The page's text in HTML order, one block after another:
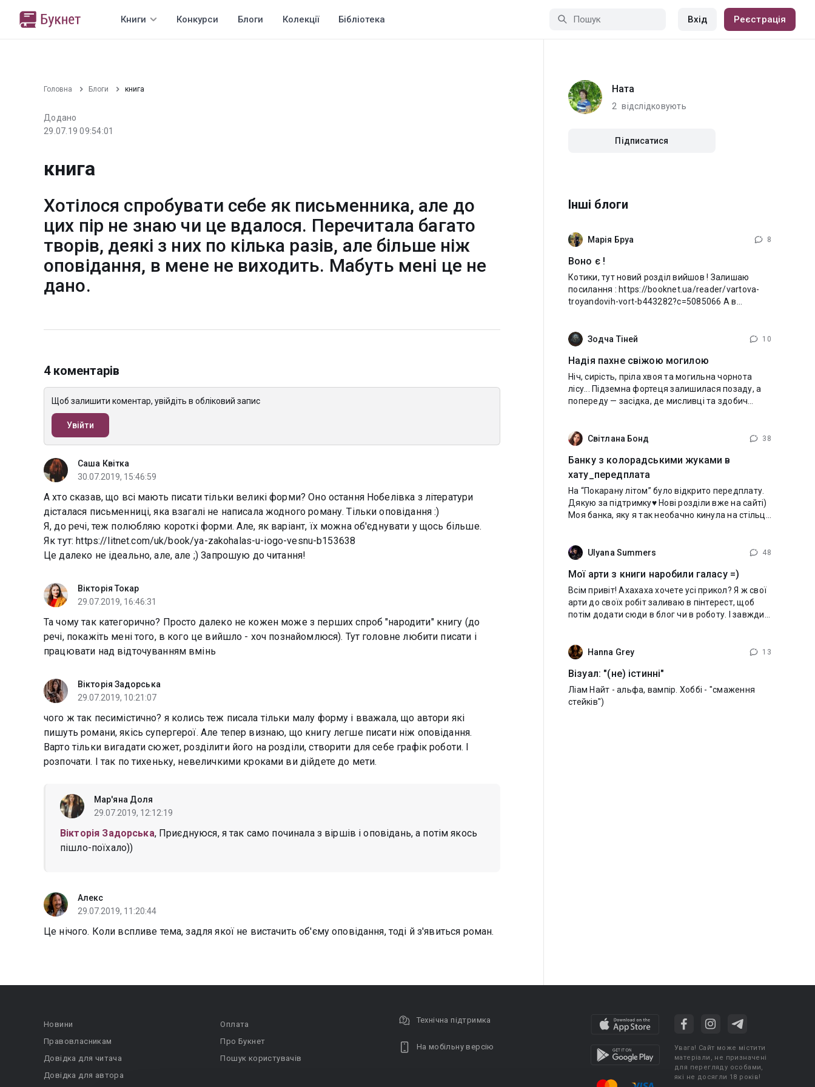
Книги Конкурси Блоги Колекції Бібліотека Вхід Реєстрація
Головна Блоги книга
Додано
29.07.19 09:54:01
книга
Хотілося спробувати себе як письменника, але до
цих пір не знаю чи це вдалося. Перечитала багато
творів, деякі з них по кілька разів, але більше ніж
оповідання, в мене не виходить. Мабуть мені це не
дано.
4 коментарів
Щоб залишити коментар, увійдіть в обліковий запис
Увійти
Саша Квітка
30.07.2019, 15:46:59
А хто сказав, що всі мають писати тільки великі форми? Оно остання Нобелівка з літератури
дісталася письменниці, яка взагалі не написала жодного роману. Тільки оповідання :)
Я, до речі, теж полюбляю короткі форми. Але, як варіант, їх можна об'єднувати у щось більше.
Як тут: https://litnet.com/uk/book/ya-zakohalas-u-iogo-vesnu-b153638
Це далеко не ідеально, але, але ;) Запрошую до читання!
Вікторія Токар
29.07.2019, 16:46:31
Та чому так категорично? Просто далеко не кожен може з перших спроб "народити" книгу (до
речі, покажіть мені того, в кого це вийшло - хоч познайомлюся). Тут головне любити писати і
працювати над відточуванням вмінь
Вікторія Задорська
29.07.2019, 10:21:07
чого ж так песимістично? я колись теж писала тільки малу форму і вважала, що автори які
пишуть романи, якісь супергерої. Але тепер визнаю, що книгу легше писати ніж оповідання.
Варто тільки вигадати сюжет, розділити його на розділи, створити для себе графік роботи. І
розпочати. І так по тихеньку, невеличкими кроками ви дійдете до мети.
Мар'яна Доля
29.07.2019, 12:12:19
Вікторія Задорська, Приєднуюся, я так само починала з віршів і оповідань, а потім якось
пішло-поїхало))
Алекс
29.07.2019, 11:20:44
Це нічого. Коли вспливе тема, задля якої не вистачить об'єму оповідання, тоді й з'явиться роман.
Ната
2 відслідковують
Підписатися
Інші блоги
Марія Бруа 8
Воно є !
Котики, тут новий розділ вийшов ! Залишаю
посилання : https://booknet.ua/reader/vartova-
troyandovih-vort-b443282?c=5085066 А в
Зодча Тіней 10
Надія пахне свіжою могилою
Ніч, сирість, пріла хвоя та могильна чорнота
лісу... Підземна фортеця залишилася позаду, а
попереду — засідка, де мисливці та здобич
Світлана Бонд
38
Банку з колорадськими жуками в
хату_передплата
На “Покарану літом” було відкрито передплату.
Дякую за підтримку♥️ Нові розділи вже на сайті)
Моя банка, яку я так необачно кинула на стільці,
Ulyana Summers
48
Мої арти з книги наробили галасу =)
Всім привіт! Ахахаха хочете усі прикол? Я ж свої
арти до своїх робіт заливаю в пінтерест, щоб
потім додати сюди в блог чи в роботу. І завжди
Hanna Grey
13
Візуал: "(не) істинні"
Ліам Найт - альфа, вампір. Хоббі - "смаження
стейків")
Новини
Правовласникам
Довідка для читача
Довідка для автора
Оплата
Про Букнет
Пошук користувачів
Технічна підтримка
На мобільну версію
Увага! Сайт може містити
матеріали, не призначені
для перегляду особами,
які не досягли 18 років!